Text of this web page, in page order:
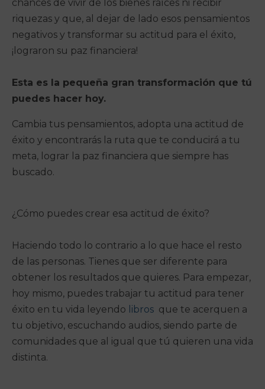
chances de vivir de los bienes raíces ni recibir
riquezas y que, al dejar de lado esos pensamientos
negativos y transformar su actitud para el éxito,
¡lograron su paz financiera!
Esta es la pequeña gran transformación que tú
puedes hacer hoy.
Cambia tus pensamientos, adopta una actitud de
éxito y encontrarás la ruta que te conducirá a tu
meta, lograr la paz financiera que siempre has
buscado.
¿Cómo puedes crear esa actitud de éxito?
Haciendo todo lo contrario a lo que hace el resto
de las personas. Tienes que ser diferente para
obtener los resultados que quieres. Para empezar,
hoy mismo, puedes trabajar tu actitud para tener
éxito en tu vida leyendo libros que te acerquen a
tu objetivo, escuchando audios, siendo parte de
comunidades que al igual que tú quieren una vida
distinta.